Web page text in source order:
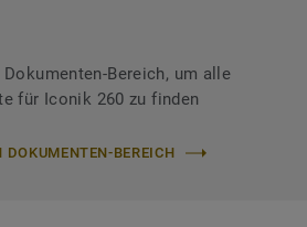
Bereich, um alle
für Iconik 260 zu finden
DOKUMENTEN-BEREICH